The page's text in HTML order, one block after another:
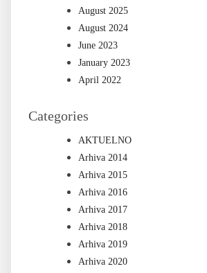
August 2025
August 2024
June 2023
January 2023
April 2022
Categories
AKTUELNO
Arhiva 2014
Arhiva 2015
Arhiva 2016
Arhiva 2017
Arhiva 2018
Arhiva 2019
Arhiva 2020